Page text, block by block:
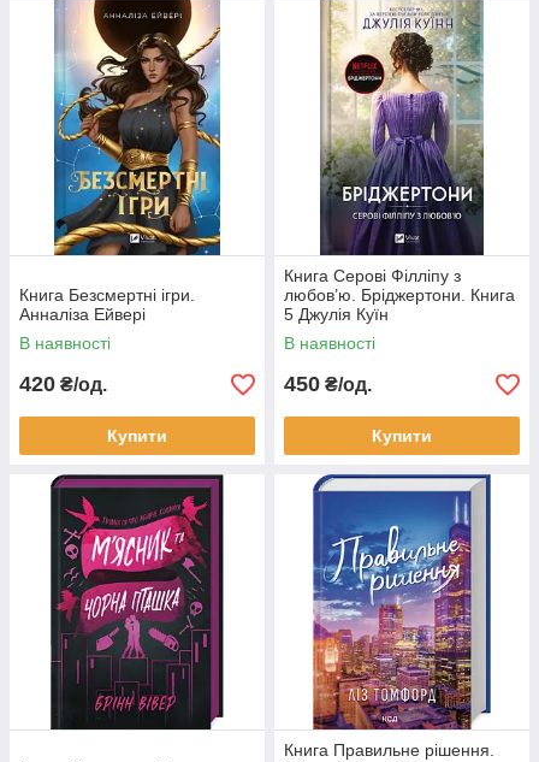
Книга Безсмертні ігри.
Анналіза Ейвері
В наявності
420 ₴/од.
Купити
Книга Серові Філліпу з
любов’ю. Бріджертони. Книга
5 Джулія Куїн
В наявності
450 ₴/од.
Купити
Книга Правильне рішення.